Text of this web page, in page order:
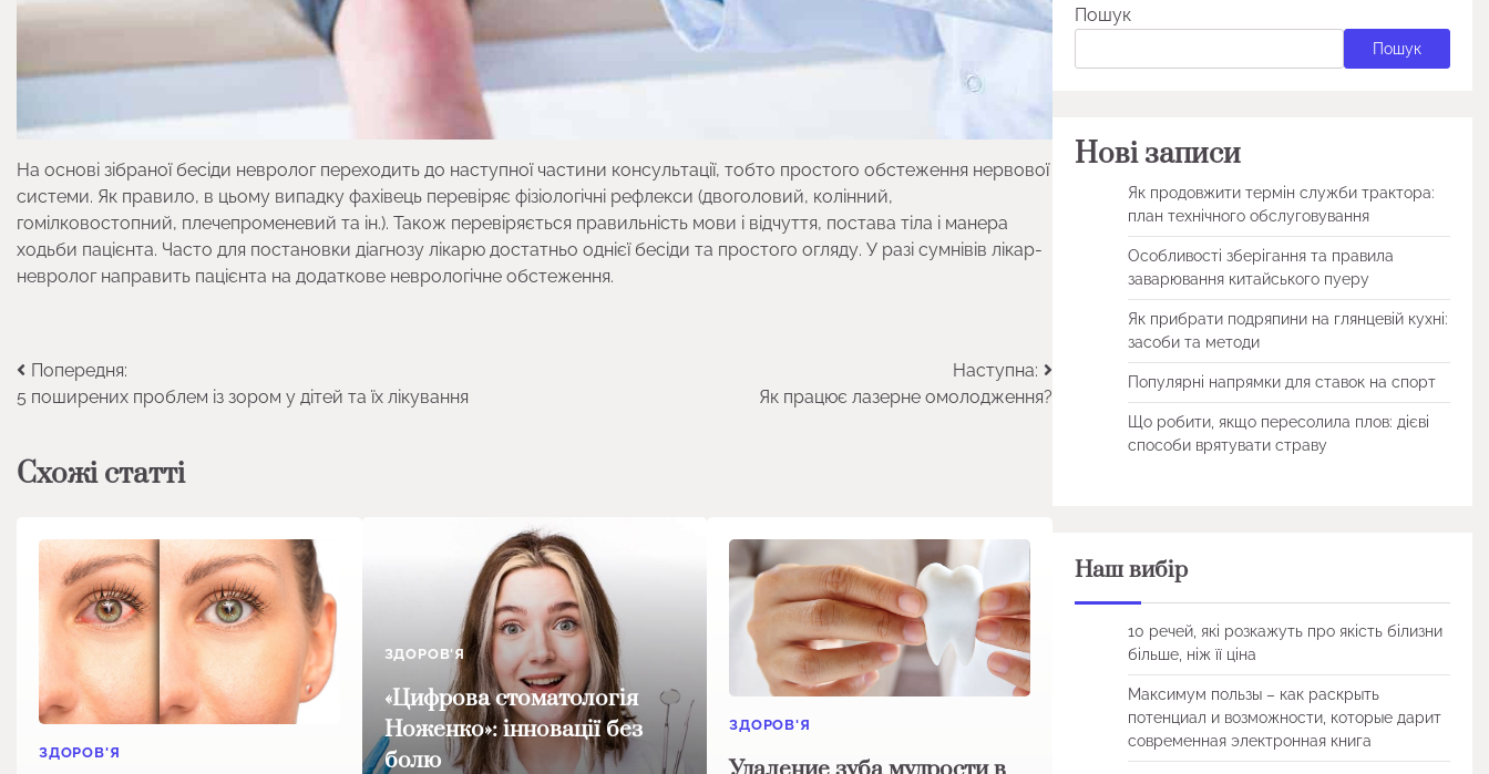
На основі зібраної бесіди невролог переходить до наступної частини консультації, тобто простого обстеження нервової
системи. Як правило, в цьому випадку фахівець перевіряє фізіологічні рефлекси (двоголовий, колінний,
гомілковостопний, плечепроменевий та ін.). Також перевіряється правильність мови і відчуття, постава тіла і манера
ходьби пацієнта. Часто для постановки діагнозу лікарю достатньо однієї бесіди та простого огляду. У разі сумнівів лікар-
невролог направить пацієнта на додаткове неврологічне обстеження.
Навігація
записів
Попередня:
5 поширених проблем із зором у дітей та їх лікування
Наступна:
Як працює лазерне омолодження?
Схожі статті
ЗДОРОВ'Я
ЗДОРОВ'Я
«Цифрова стоматологія
Ноженко»: інновації без
болю
ЗДОРОВ'Я
Пошук
Пошук
Нові записи
Як продовжити термін служби трактора:
план технічного обслуговування
Особливості зберігання та правила
заварювання китайського пуеру
Як прибрати подряпини на глянцевій кухні:
засоби та методи
Популярні напрямки для ставок на спорт
Що робити, якщо пересолила плов: дієві
способи врятувати страву
Наш вибір
10 речей, які розкажуть про якість білизни
більше, ніж її ціна
Максимум пользы – как раскрыть
потенциал и возможности, которые дарит
современная электронная книга